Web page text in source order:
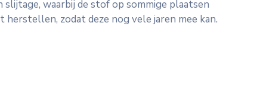
waarbij de stof op sommige plaatsen
zodat deze nog vele jaren mee kan.